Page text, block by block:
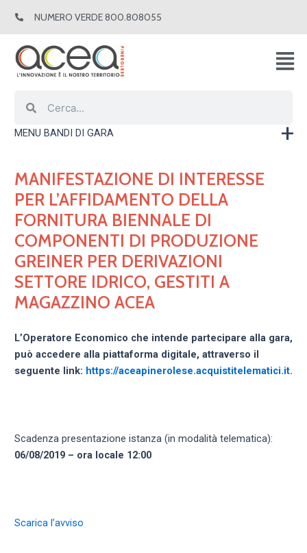
NUMERO VERDE 800.808055
MENU BANDI DI GARA
MANIFESTAZIONE DI INTERESSE
PER L’AFFIDAMENTO DELLA
FORNITURA BIENNALE DI
COMPONENTI DI PRODUZIONE
GREINER PER DERIVAZIONI
SETTORE IDRICO, GESTITI A
MAGAZZINO ACEA
L’Operatore Economico che intende partecipare alla gara,
può accedere alla piattaforma digitale, attraverso il
seguente link: https://aceapinerolese.acquistitelematici.it.
Scadenza presentazione istanza (in modalità telematica):
06/08/2019 – ora locale 12:00
Scarica l’avviso